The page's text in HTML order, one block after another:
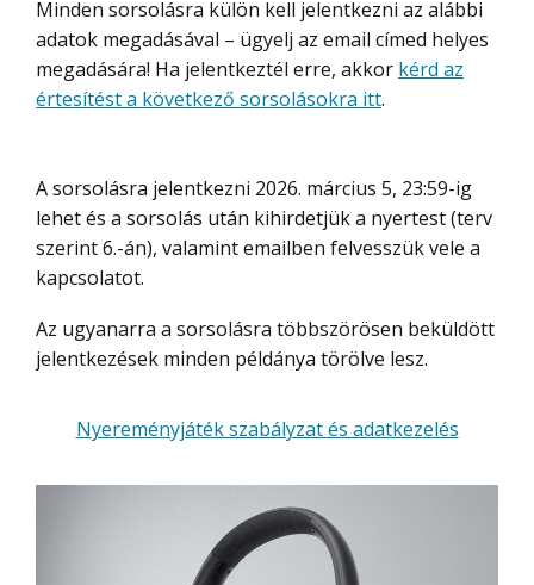
Minden sorsolásra külön kell jelentkezni az alábbi
adatok megadásával – ügyelj az email címed helyes
megadására! Ha jelentkeztél erre, akkor kérd az
értesítést a következő sorsolásokra itt.
A sorsolásra jelentkezni 2026. március 5, 23:59-ig
lehet és a sorsolás után kihirdetjük a nyertest (terv
szerint 6.-án), valamint emailben felvesszük vele a
kapcsolatot.
Az ugyanarra a sorsolásra többszörösen beküldött
jelentkezések minden példánya törölve lesz.
Nyereményjáték szabályzat és adatkezelés